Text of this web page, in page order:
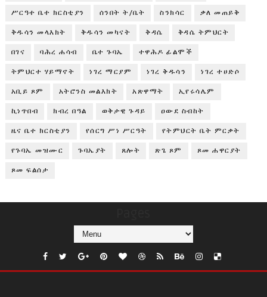
ሥርዓተ ቤተ ክርስቲያን ሰንበት ት/ቤት ስንክሳር ቃለ መጠይቅ
ቅዱሳን መላእክት ቅዱሳን መካናት ቅዳሴ ቅዳሴ ትምህርት
በገና ባሕረ ሐሳብ ቤተ ጉባኤ ተዋሕዶ ፊልሞች
ትምህርተ ሃይማኖት ነገረ ማርያም ነገረ ቅዱሳን ነገረ ተሀድሶ
አቢይ ጾም አትሮንስ መልእክት አጽዋማት ኢየሩሳሌም
ኪነጥበብ ክብረ በዓል ወቅታዊ ጉዳይ ዐውደ ስብከት
ዜና ቤተ ክርስቲያን የሰርግ ሥነ ሥርዓት የትምህርት ቤት ምርቃት
የጉባኤ መዝሙር ጉባኤያት ጸሎት ጽጌ ጾም ጾመ ሐዋርያት
ጾመ ፍልሰታ